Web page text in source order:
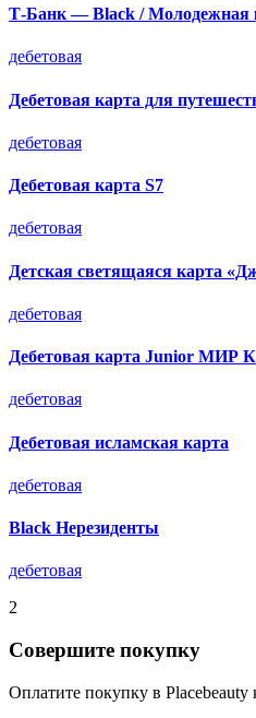
Т-Банк — Black / Молодежная
дебетовая
Дебетовая карта для
дебетовая
Дебетовая карта S7
дебетовая
Детская светящаяся карта
дебетовая
Дебетовая карта Junior МИР
дебетовая
Дебетовая исламская карта
дебетовая
Black Нерезиденты
дебетовая
2
Совершите покупку
Оплатите покупку в Placebeauty